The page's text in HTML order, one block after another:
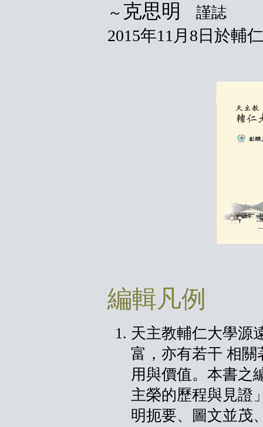
～ 克思明 謹誌
2015年11月8日於輔
編輯凡例
天主教輔仁大學源
富，亦有若干 相
用與價值。本書之
主榮的歷程與見證
明扼要、圖文並茂